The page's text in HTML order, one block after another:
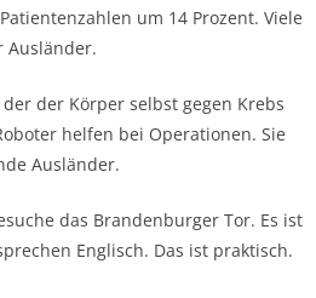
um 14 Prozent. Viele
Ausländer.
der Körper selbst gegen Krebs
helfen bei Operationen. Sie
Ausländer.
das Brandenburger Tor. Es ist
Englisch. Das ist praktisch.